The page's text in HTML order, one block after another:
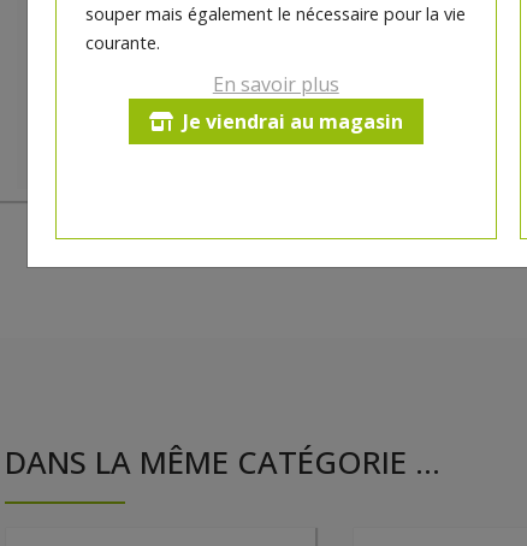
souper mais également le nécessaire pour la vie
courante.
En savoir plus
Je viendrai au magasin
Ce
DANS LA MÊME CATÉGORIE ...